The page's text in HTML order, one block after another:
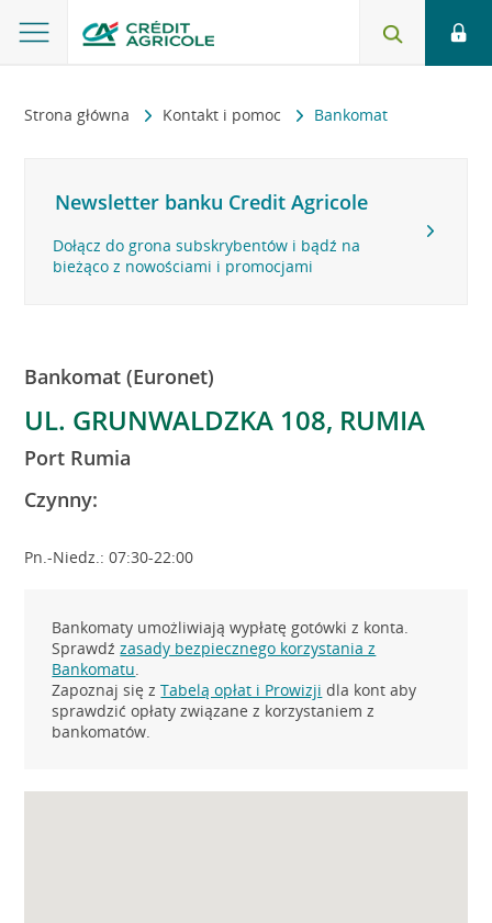
Strona główna Kontakt i pomoc Bankomat
Newsletter banku Credit Agricole
Dołącz do grona subskrybentów i bądź na
bieżąco z nowościami i promocjami
Bankomat (Euronet)
UL. GRUNWALDZKA 108, RUMIA
Port Rumia
Czynny:
Pn.-Niedz.: 07:30-22:00
Bankomaty umożliwiają wypłatę gotówki z konta.
Sprawdźzasady bezpiecznego korzystania z
Bankomatu.
Zapoznaj się zTabelą opłat i Prowizji dla kont aby
sprawdzić opłaty związane z korzystaniem z
bankomatów.